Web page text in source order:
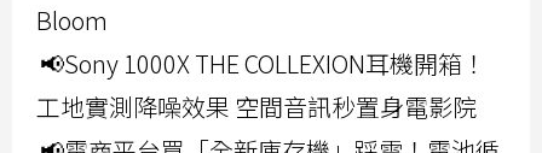
Bloom
📢Sony 1000X THE COLLEXION耳機開箱！
工地實測降噪效果 空間音訊秒置身電影院